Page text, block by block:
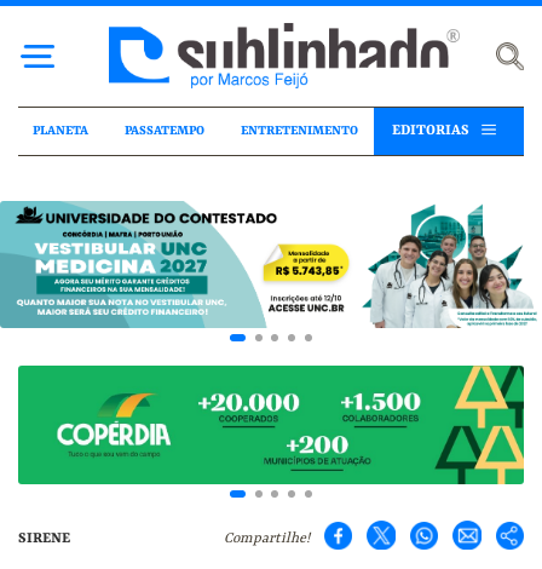
PLANETA PASSATEMPO ENTRETENIMENTO EDITORIAS
SIRENE Compartilhe!